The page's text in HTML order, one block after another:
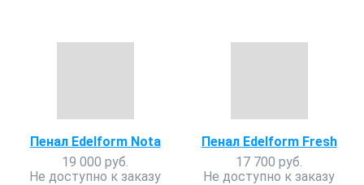
Пенал Edelform Nota
19 000 руб.
Не доступно к заказу
Пенал Edelform Fresh
17 700 руб.
Не доступно к заказу